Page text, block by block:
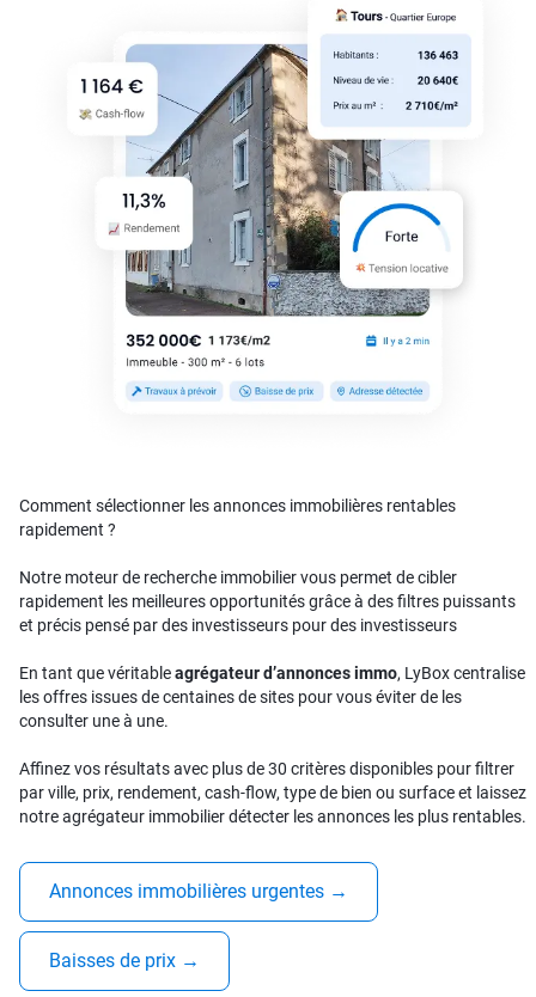
Comment sélectionner les annonces immobilières rentables
rapidement ?
Notre moteur de recherche immobilier vous permet de cibler
rapidement les meilleures opportunités grâce à des filtres puissants
et précis pensé par des investisseurs pour des investisseurs
En tant que véritableagrégateur d’annonces immo, LyBox centralise
les offres issues de centaines de sites pour vous éviter de les
consulter une à une.
Affinez vos résultats avec plus de 30 critères disponibles pour filtrer
par ville, prix, rendement, cash-flow, type de bien ou surface et laissez
notre agrégateur immobilier détecter les annonces les plus rentables.
Annonces immobilières urgentes →
Baisses de prix →